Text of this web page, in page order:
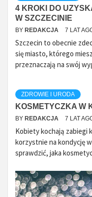
4 KROKI DO
W SZCZECINIE
BY REDAKCJA 7 LAT
Szczecin to obecnie
się miasto, którego
przeznaczają na swój
ZDROWIE I URODA
KOSMETYCZKA W
BY REDAKCJA 7 LAT
Kobiety kochają zabiegi
korzystnie na kondycję
sprawdzić, jaka